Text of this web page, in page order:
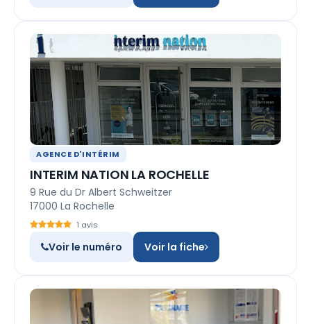
AGENCE D'INTÉRIM
INTERIM NATION LA ROCHELLE
9 Rue du Dr Albert Schweitzer
17000 La Rochelle
1 avis
Voir le numéro Voir la fiche